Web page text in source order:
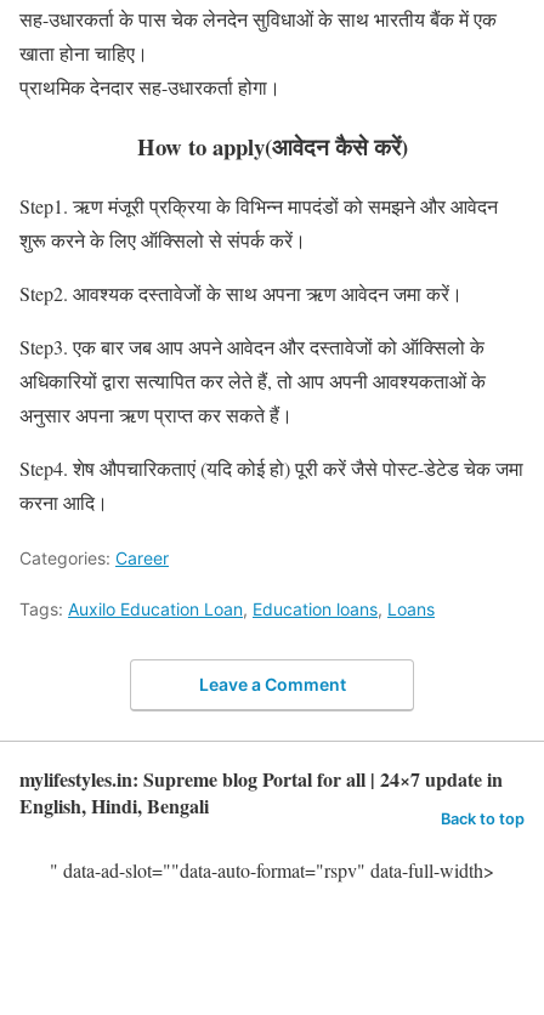
सह-उधारकर्ता के पास चेक लेनदेन सुविधाओं के साथ भारतीय बैंक में एक
खाता होना चाहिए।
प्राथमिक देनदार सह-उधारकर्ता होगा।
How to apply(आवेदन कैसे करें)
Step1. ऋण मंजूरी प्रक्रिया के विभिन्न मापदंडों को समझने और आवेदन
शुरू करने के लिए ऑक्सिलो से संपर्क करें।
Step2. आवश्यक दस्तावेजों के साथ अपना ऋण आवेदन जमा करें।
Step3. एक बार जब आप अपने आवेदन और दस्तावेजों को ऑक्सिलो के
अधिकारियों द्वारा सत्यापित कर लेते हैं, तो आप अपनी आवश्यकताओं के
अनुसार अपना ऋण प्राप्त कर सकते हैं।
Step4. शेष औपचारिकताएं (यदि कोई हो) पूरी करें जैसे पोस्ट-डेटेड चेक जमा
करना आदि।
Categories: Career
Tags: Auxilo Education Loan, Education loans, Loans
Leave a Comment
mylifestyles.in: Supreme blog Portal for all | 24×7 update in
English, Hindi, Bengali
Back to top
" data-ad-slot=""data-auto-format="rspv" data-full-width>